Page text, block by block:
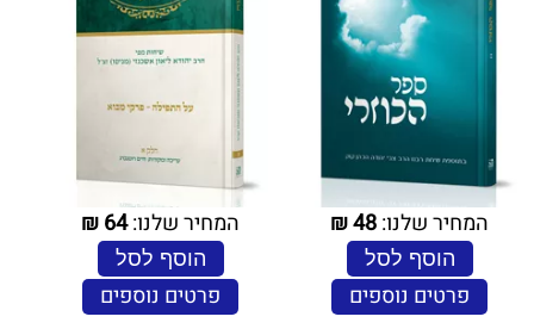
המחיר שלנו:48
₪
הוסף לסל
פרטים נוספים
המחיר שלנו:64
₪
הוסף לסל
פרטים נוספים